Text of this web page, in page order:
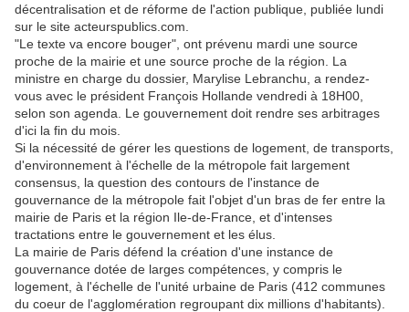
décentralisation et de réforme de l'action publique, publiée lundi
sur le site acteurspublics.com.
"Le texte va encore bouger", ont prévenu mardi une source
proche de la mairie et une source proche de la région. La
ministre en charge du dossier, Marylise Lebranchu, a rendez-
vous avec le président François Hollande vendredi à 18H00,
selon son agenda. Le gouvernement doit rendre ses arbitrages
d'ici la fin du mois.
Si la nécessité de gérer les questions de logement, de transports,
d'environnement à l'échelle de la métropole fait largement
consensus, la question des contours de l'instance de
gouvernance de la métropole fait l'objet d'un bras de fer entre la
mairie de Paris et la région Ile-de-France, et d'intenses
tractations entre le gouvernement et les élus.
La mairie de Paris défend la création d'une instance de
gouvernance dotée de larges compétences, y compris le
logement, à l'échelle de l'unité urbaine de Paris (412 communes
du coeur de l'agglomération regroupant dix millions d'habitants).